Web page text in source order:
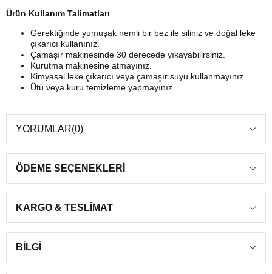
Ürün Kullanım Talimatları
Gerektiğinde yumuşak nemli bir bez ile siliniz ve doğal leke
çıkarıcı kullanınız.
Çamaşır makinesinde 30 derecede yıkayabilirsiniz.
Kurutma makinesine atmayınız.
Kimyasal leke çıkarıcı veya çamaşır suyu kullanmayınız.
Ütü veya kuru temizleme yapmayınız.
YORUMLAR(0)
ÖDEME SEÇENEKLERI
KARGO & TESLIMAT
BILGI